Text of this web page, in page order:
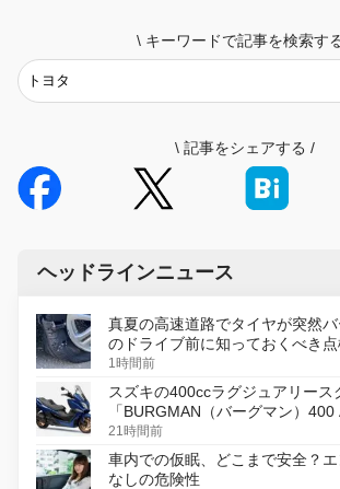
\ キーワードで記事を検索す
\ 記事をシェアする /
ヘッドラインニュース
真夏の高速道路でタイヤが突然
のドライブ前に知っておくべき
1時間前
スズキの400ccラグジュアリース
「BURGMAN（バーグマン）400
変更し、8月18日に発売
21時間前
車内での仮眠、どこまで安全？
なしの危険性